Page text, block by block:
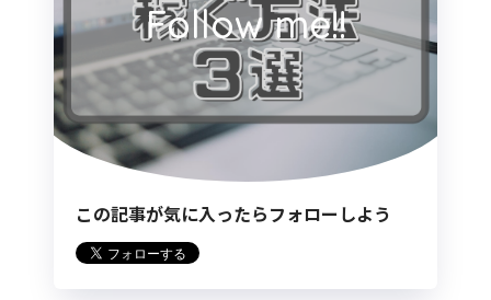
Follow me!!
この記事が気に入ったらフォローしよう